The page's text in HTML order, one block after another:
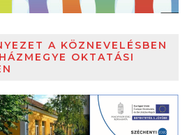
A KÖZNEVELÉSBEN
OKTATÁSI